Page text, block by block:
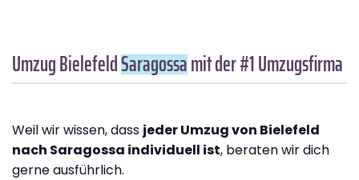
Umzug BielefeldSaragossamit der #1 Umzugsfirma
Weil wir wissen, dass jeder Umzug von Bielefeld
nach Saragossa individuell ist, beraten wir dich
gerne ausführlich.